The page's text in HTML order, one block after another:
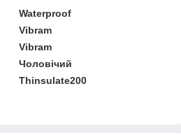
Waterproof
Vibram
Vibram
Чоловічий
Thinsulate200